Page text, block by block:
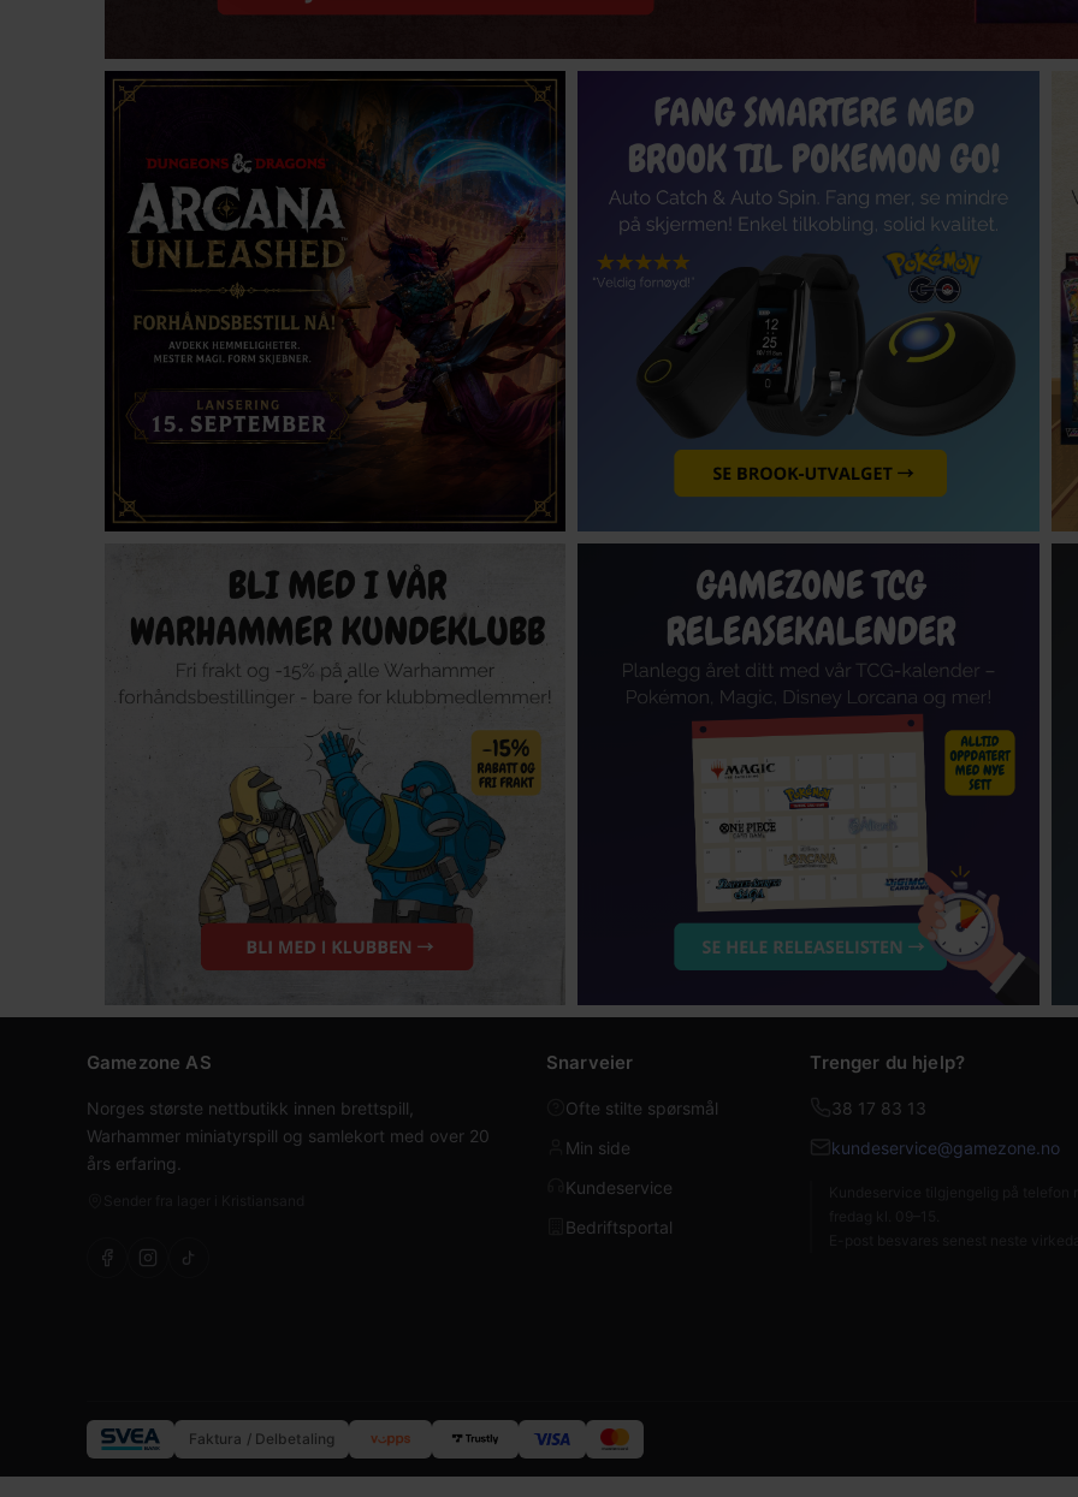
Gamezone AS
Norges største nettbutikk innen brettspill,
Warhammer miniatyrspill og samlekort med over 20
års erfaring.
Snarveier
Ofte stilte spørsmål
Min side
Kundeservice
Bedriftsportal
Trenger du hjelp?
38 17 83 13
kundeservice@gamezone.no
Faktura / Delbetaling